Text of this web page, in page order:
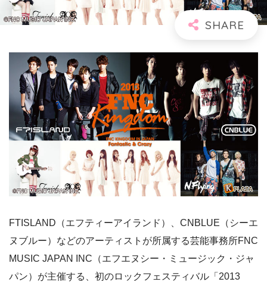
FTISLAND（エフティーアイランド）、CNBLUE（シーエ
ヌブルー）などのアーティストが所属する芸能事務所FNC
MUSIC JAPAN INC（エフエヌシー・ミュージック・ジャ
パン）が主催する、初のロックフェスティバル「2013